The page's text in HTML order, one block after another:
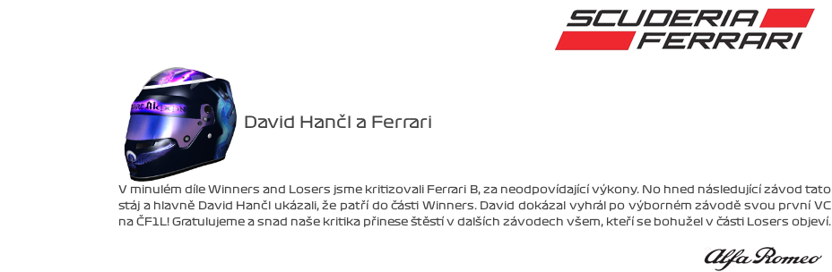
David Hančl a Ferrari
V minulém díle Winners and Losers jsme kritizovali Ferrari B, za neodpovídající výkony. No hned následující závod tato
stáj a hlavně David Hančl ukázali, že patří do části Winners. David dokázal vyhrál po výborném závodě svou první VC
na ČF1L! Gratulujeme a snad naše kritika přinese štěstí v dalších závodech všem, kteří se bohužel v části Losers objeví.